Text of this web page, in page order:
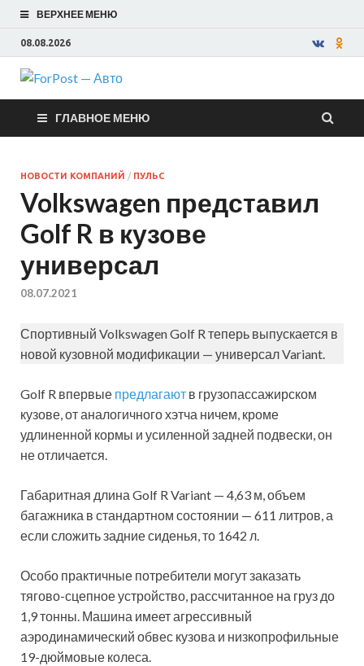
ВЕРХНЕЕ МЕНЮ
08.08.2026
ForPost —
Авто
ГЛАВНОЕ МЕНЮ
НОВОСТИ КОМПАНИЙ / ПУЛЬС
Volkswagen представил
Golf R в кузове
универсал
08.07.2021
Спортивный Volkswagen Golf R теперь выпускается в
новой кузовной модификации — универсал Variant.
Golf R впервые предлагают в грузопассажирском
кузове, от аналогичного хэтча ничем, кроме
удлиненной кормы и усиленной задней подвески, он
не отличается.
Габаритная длина Golf R Variant — 4,63 м, объем
багажника в стандартном состоянии — 611 литров, а
если сложить задние сиденья, то 1642 л.
Особо практичные потребители могут заказать
тягово-сцепное устройство, рассчитанное на груз до
1,9 тонны. Машина имеет агрессивный
аэродинамический обвес кузова и низкопрофильные
19-дюймовые колеса.